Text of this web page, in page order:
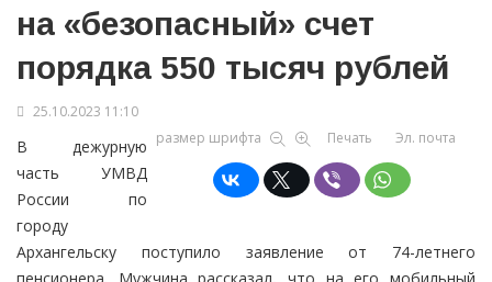
на «безопасный» счет
порядка 550 тысяч рублей
25.10.2023 11:10
размер шрифта
Печать Эл. почта
В дежурную
часть УМВД
России по
городу
Архангельску поступило заявление от 74-летнего